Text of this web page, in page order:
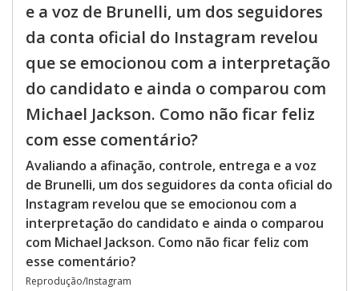
e a voz de Brunelli, um dos seguidores
da conta oficial do Instagram revelou
que se emocionou com a interpretação
do candidato e ainda o comparou com
Michael Jackson. Como não ficar feliz
com esse comentário?
Avaliando a afinação, controle, entrega e a voz
de Brunelli, um dos seguidores da conta oficial do
Instagram revelou que se emocionou com a
interpretação do candidato e ainda o comparou
com Michael Jackson. Como não ficar feliz com
esse comentário?
Reprodução/Instagram